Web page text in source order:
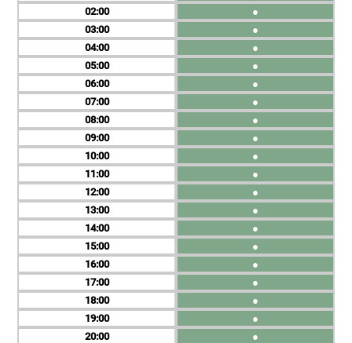
02
03
04
05
06
07
08
09
10
11
12
13
14
15
16
17
18
19
20
●
●
●
●
●
●
●
●
●
●
●
●
●
●
●
●
●
●
●